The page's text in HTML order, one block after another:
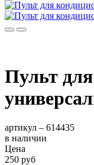
Пульт
артикул – 614435
в наличии
Цена
250 руб